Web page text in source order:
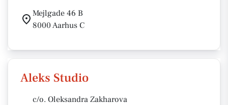
Mejlgade 46 B
8000 Aarhus C
Aleks Studio
c/o. Oleksandra Zakharova